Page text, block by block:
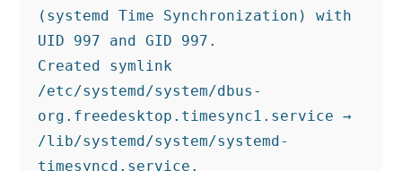
(systemd Time Synchronization) with
UID 997 and GID 997.
Created symlink
/etc/systemd/system/dbus-
org.freedesktop.timesync1.service →
/lib/systemd/system/systemd-
timesyncd.service.